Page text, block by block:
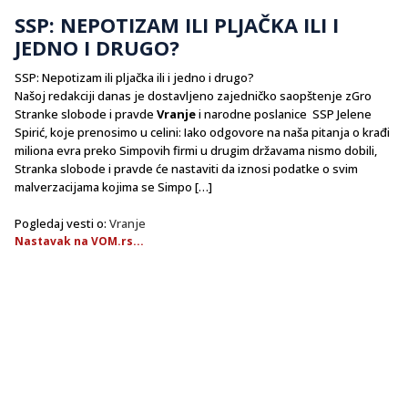
SSP: NEPOTIZAM ILI PLJAČKA ILI I
JEDNO I DRUGO?
SSP: Nepotizam ili pljačka ili i jedno i drugo?
Našoj redakciji danas je dostavljeno zajedničko saopštenje zGro
Stranke slobode i pravde Vranjei narodne poslanice SSP Jelene
Spirić, koje prenosimo u celini: Iako odgovore na naša pitanja o krađi
miliona evra preko Simpovih firmi u drugim državama nismo dobili,
Stranka slobode i pravde će nastaviti da iznosi podatke o svim
malverzacijama kojima se Simpo […]
Pogledaj vesti o: Vranje
Nastavak na VOM.rs...